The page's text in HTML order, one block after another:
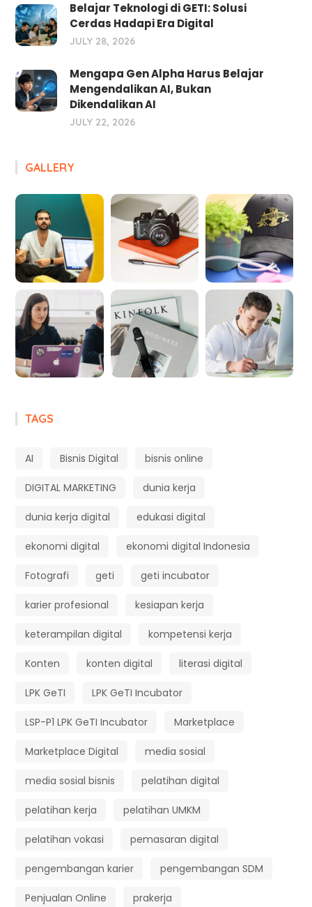
Belajar Teknologi di GETI: Solusi
Cerdas Hadapi Era Digital
JULY 28, 2026
Mengapa Gen Alpha Harus Belajar
Mengendalikan AI, Bukan
Dikendalikan AI
JULY 22, 2026
GALLERY
TAGS
AI Bisnis Digital bisnis online
DIGITAL MARKETING dunia kerja
dunia kerja digital edukasi digital
ekonomi digital ekonomi digital Indonesia
Fotografi geti geti incubator
karier profesional kesiapan kerja
keterampilan digital kompetensi kerja
Konten konten digital literasi digital
LPK GeTI LPK GeTI Incubator
LSP-P1 LPK GeTI Incubator Marketplace
Marketplace Digital media sosial
media sosial bisnis pelatihan digital
pelatihan kerja pelatihan UMKM
pelatihan vokasi pemasaran digital
pengembangan karier pengembangan SDM
Penjualan Online prakerja